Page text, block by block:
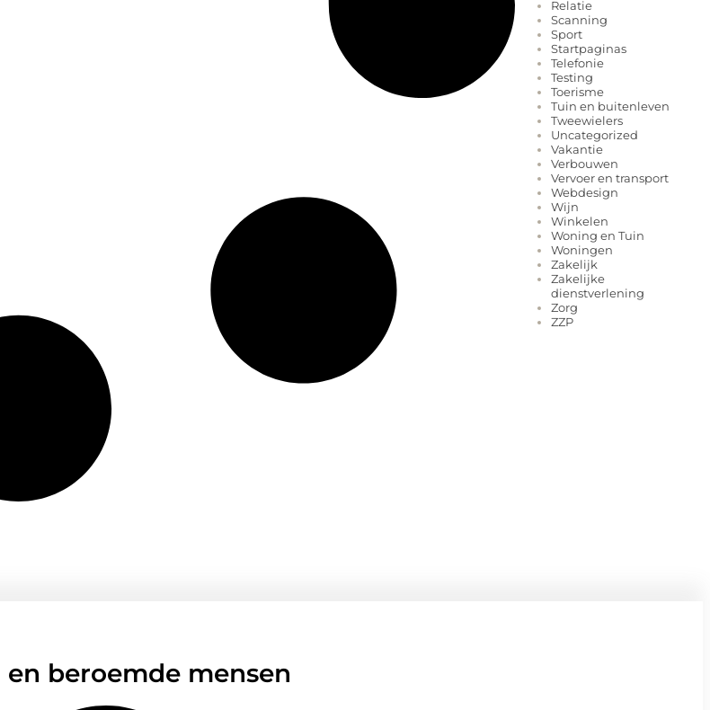
Relatie
Scanning
Sport
Startpaginas
Telefonie
Testing
Toerisme
Tuin en buitenleven
Tweewielers
Uncategorized
Vakantie
Verbouwen
Vervoer en transport
Webdesign
Wijn
Winkelen
Woning en Tuin
Woningen
Zakelijk
Zakelijke
dienstverlening
Zorg
ZZP
en beroemde mensen